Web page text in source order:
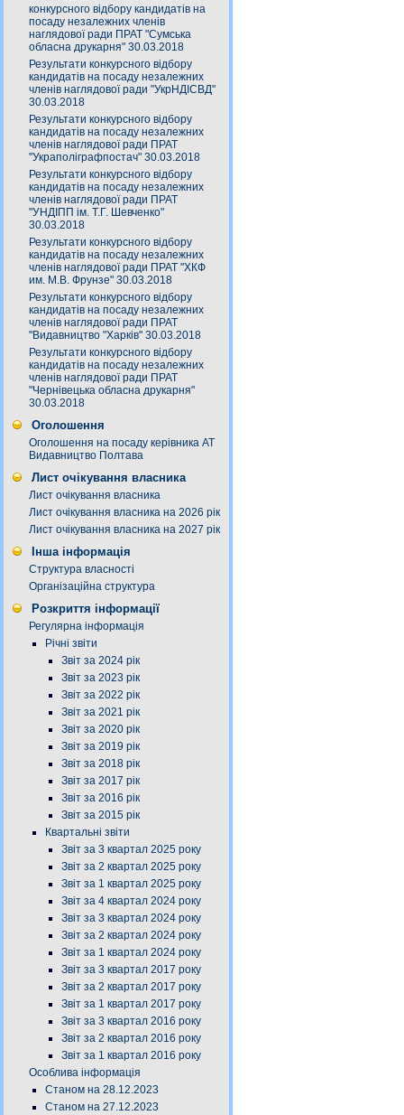
конкурсного відбору кандидатів на
посаду незалежних членів
наглядової ради ПРАТ "Сумська
обласна друкарня" 30.03.2018
Результати конкурсного відбору
кандидатів на посаду незалежних
членів наглядової ради "УкрНДІСВД"
30.03.2018
Результати конкурсного відбору
кандидатів на посаду незалежних
членів наглядової ради ПРАТ
"Украполіграфпостач" 30.03.2018
Результати конкурсного відбору
кандидатів на посаду незалежних
членів наглядової ради ПРАТ
"УНДІПП ім. Т.Г. Шевченко"
30.03.2018
Результати конкурсного відбору
кандидатів на посаду незалежних
членів наглядової ради ПРАТ "ХКФ
им. М.В. Фрунзе" 30.03.2018
Результати конкурсного відбору
кандидатів на посаду незалежних
членів наглядової ради ПРАТ
"Видавництво "Харків" 30.03.2018
Результати конкурсного відбору
кандидатів на посаду незалежних
членів наглядової ради ПРАТ
"Чернівецька обласна друкарня"
30.03.2018
Оголошення
Оголошення на посаду керівника АТ
Видавництво Полтава
Лист очікування власника
Лист очікування власника
Лист очікування власника на 2026 рік
Лист очікування власника на 2027 рік
Інша інформація
Структура власності
Організаційна структура
Розкриття інформації
Регулярна інформація
Річні звіти
Звіт за 2024 рік
Звіт за 2023 рік
Звіт за 2022 рік
Звіт за 2021 рік
Звіт за 2020 рік
Звіт за 2019 рік
Звіт за 2018 рік
Звіт за 2017 рік
Звіт за 2016 рік
Звіт за 2015 рік
Квартальні звіти
Звіт за 3 квартал 2025 року
Звіт за 2 квартал 2025 року
Звіт за 1 квартал 2025 року
Звіт за 4 квартал 2024 року
Звіт за 3 квартал 2024 року
Звіт за 2 квартал 2024 року
Звіт за 1 квартал 2024 року
Звіт за 3 квартал 2017 року
Звіт за 2 квартал 2017 року
Звіт за 1 квартал 2017 року
Звіт за 3 квартал 2016 року
Звіт за 2 квартал 2016 року
Звіт за 1 квартал 2016 року
Особлива інформація
Станом на 28.12.2023
Станом на 27.12.2023